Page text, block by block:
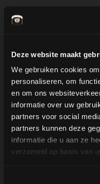
Deze website maakt
We gebruiken cookies
personaliseren, om
en om ons
informatie over uw
partners voor social
partners kunnen deze
informatie die u aan ze
verzameld op basis van
Per què
d'espresso
TukTuk a
Garanteix
cafè
Contribueix
Fa que